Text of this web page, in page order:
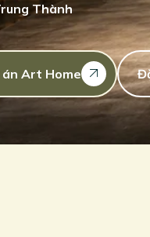
Thành
án Art Home